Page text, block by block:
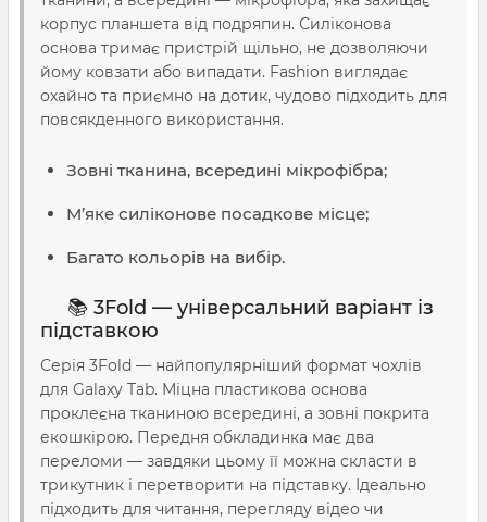
корпус планшета від подряпин. Силіконова
основа тримає пристрій щільно, не дозволяючи
йому ковзати або випадати. Fashion виглядає
охайно та приємно на дотик, чудово підходить для
повсякденного використання.
Зовні тканина, всередині мікрофібра;
М’яке силіконове посадкове місце;
Багато кольорів на вибір.
📚 3Fold — універсальний варіант із
підставкою
Серія 3Fold — найпопулярніший формат чохлів
для Galaxy Tab. Міцна пластикова основа
проклеєна тканиною всередині, а зовні покрита
екошкірою. Передня обкладинка має два
переломи — завдяки цьому її можна скласти в
трикутник і перетворити на підставку. Ідеально
підходить для читання, перегляду відео чи